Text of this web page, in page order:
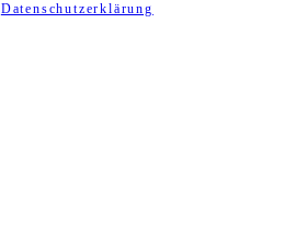
Datenschutzerklärung